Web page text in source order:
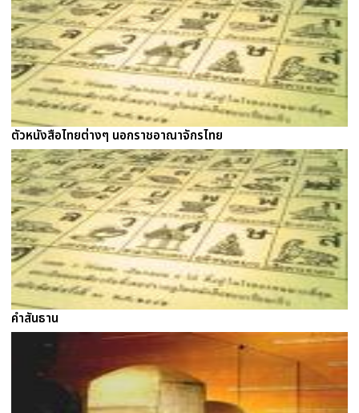
ตัวหนังสือไทยต่างๆ นอกราชอาณาจักรไทย
คำสันธาน